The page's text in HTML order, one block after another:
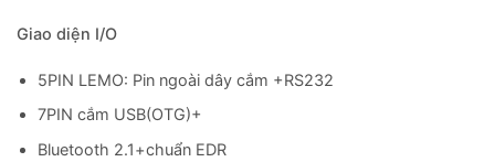
Giao diện I/O
5PIN LEMO: Pin ngoài dây cắm +RS232
7PIN cắm USB(OTG)+
Bluetooth 2.1+chuẩn EDR